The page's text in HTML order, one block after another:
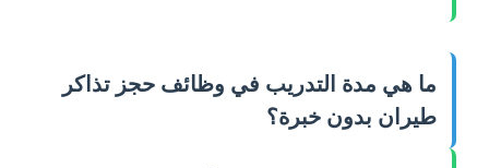
ما هي مدة التدريب في وظائف حجز تذاكر
طيران بدون خبرة؟